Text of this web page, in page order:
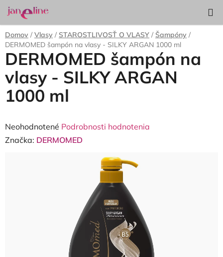
Prejsť
na
obsah
KOŠÍK
Domov / Vlasy / STAROSTLIVOSŤ O VLASY / Šampóny /
DERMOMED šampón na vlasy - SILKY ARGAN 1000 ml
DERMOMED šampón na
vlasy - SILKY ARGAN
1000 ml
Priemerné
hodnotenie
Neohodnotené Podrobnosti hodnotenia
Značka: DERMOMED